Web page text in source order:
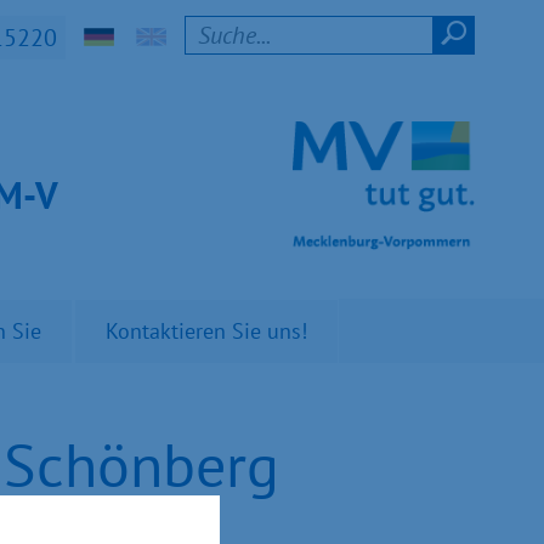
V
Sie Kontaktieren Sie uns!